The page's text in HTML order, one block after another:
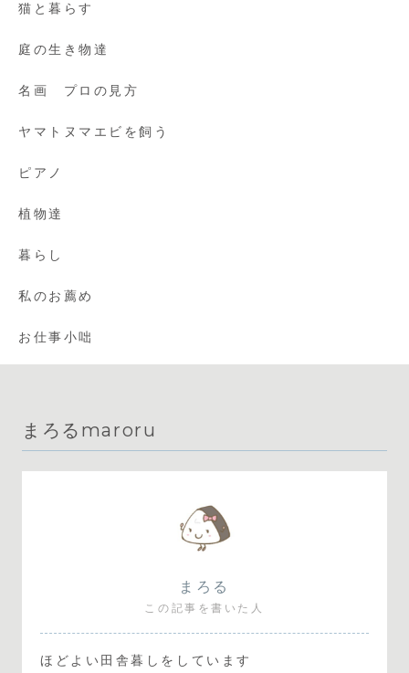
猫と暮らす
庭の生き物達
名画 プロの見方
ヤマトヌマエビを飼う
ピアノ
植物達
暮らし
私のお薦め
お仕事小咄
まろるmaroru
まろる
この記事を書いた人
ほどよい田舎暮しをしています